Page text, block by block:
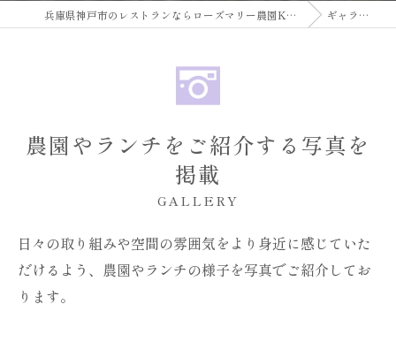
兵庫県神戸市のレストランならローズマリー農園KOBE ギャラリー
農園やランチをご紹介する写真を
掲載
GALLERY
日々の取り組みや空間の雰囲気をより身近に感じていた
だけるよう、農園やランチの様子を写真でご紹介してお
ります。